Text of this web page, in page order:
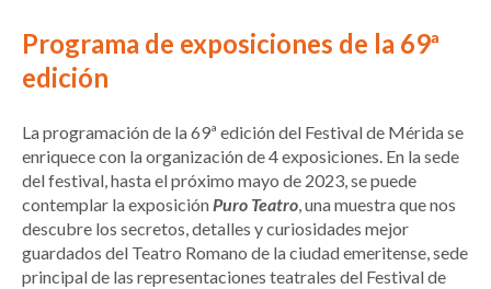
Programa de exposiciones de la 69ª
edición
La programación de la 69ª edición del Festival de Mérida se
enriquece con la organización de 4 exposiciones. En la sede
del festival, hasta el próximo mayo de 2023, se puede
contemplar la exposiciónPuro Teatro, una muestra que nos
descubre los secretos, detalles y curiosidades mejor
guardados del Teatro Romano de la ciudad emeritense, sede
principal de las representaciones teatrales del Festival de